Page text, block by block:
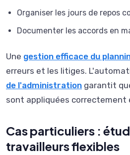
Organiser les jours de repos
Documenter les accords en
Une gestion efficace du
erreurs et les litiges.
de l'administration garantit
sont appliquées correctement
Cas particuliers :
travailleurs flexibles